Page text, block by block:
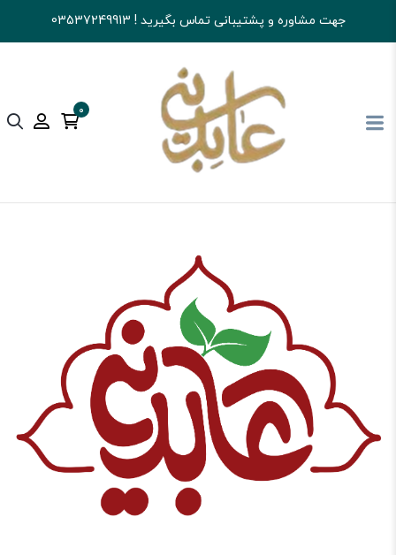
جهت مشاوره و پشتیبانی تماس بگیرید ! 03537249913
0
آجیل و خشکبار عابدینی زعفران زعفران کادویی